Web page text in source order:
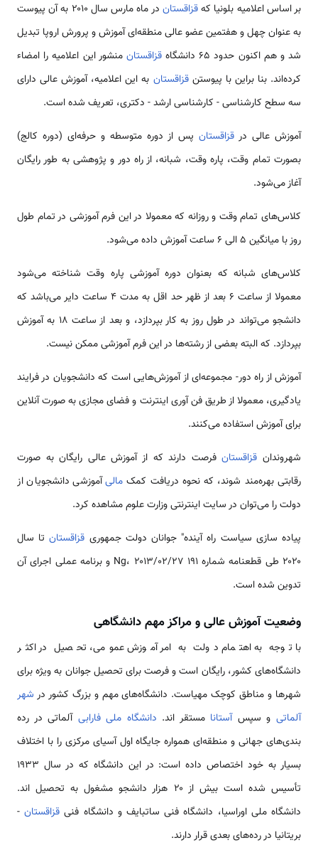
بر اساس اعلامیه بلونیا کهقزاقستان
در ماه مارس سال ۲۰۱۰ به آن پیوست
به عنوان چهل و هفتمین عضو عالی منطقه‌ای آموزش و پرورش اروپا تبدیل
شد و هم اکنون حدود ۶۵ دانشگاه
قزاقستان منشور این اعلامیه را امضاء
کرده‌اند. بنا براین با پیوستنقزاقستان به این اعلامیه، آموزش عالی دارای
سه سطح کارشناسی - کارشناسی ارشد - دکتری، تعریف شده است.
آموزش عالی در قزاقستان پس از دوره متوسطه و حرفه‌ای (دوره کالج)
بصورت تمام وقت، پاره وقت، شبانه، از راه دور و پژوهشی به طور رایگان
آغاز می‌شود.
کلاس‌های تمام وقت و روزانه که معمولا در این فرم آموزشی در تمام طول
روز با میانگین ۵ الی ۶ ساعت آموزش داده می‌شود.
کلاس‌های شبانه که بعنوان دوره آموزشی پاره وقت شناخته می‌شود
معمولا از ساعت ۶ بعد از ظهر حد اقل به مدت ۴ ساعت دایر می‌باشد که
دانشجو می‌تواند در طول روز به کار بپردازد، و بعد از ساعت ۱۸ به آموزش
بپردازد. که البته بعضی از رشته‌ها در این فرم آموزشی ممکن نیست.
آموزش از راه دور- مجموعه‌ای از آموزش‌هایی است که دانشجویان در فرایند
یادگیری، معمولا از طریق فن آوری اینترنت و فضای مجازی به صورت آنلاین
برای آموزش استفاده می‌کنند.
شهروندان قزاقستانفرصت دارند که از آموزش عالی رایگان به صورت
رقابتی بهره‌مند شوند، که نحوه دریافت کمکمالیآموزشی دانشجویان از
دولت را می‌توان در سایت اینترنتی وزارت علوم مشاهده کرد.
پیاده سازی سیاست راه آینده" جوانان دولت جمهوری قزاقستانتا سال
۲۰۲۰ طی قطعنامه شماره ۱۹۱ Ng، ۲۰۱۳/۰۲/۲۷ و برنامه عملی اجرای آن
تدوین شده است.
وضعیت آموزش عالی و مراکز مهم دانشگاهی
با توجه به اهتمام دولت به امر آموزش عمومی، تحصیل در اکثر
دانشگاه‌های کشور، رایگان است و فرصت برای تحصیل جوانان به ویژه برای
شهر‌ها و مناطق کوچک مهیاست. دانشگاه‌های مهم و بزرگ کشور در شهر
آلماتیو سپسآستانا مستقر اند. دانشگاه ملی فارابی آلماتی در رده
بندی‌های جهانی و منطقه‌ای همواره جایگاه اول آسیای مرکزی را با اختلاف
بسیار به خود اختصاص داده است: در این دانشگاه که در سال ۱۹۳۳
تأسیس شده است بیش از ۲۰ هزار دانشجو مشغول به تحصیل اند.
دانشگاه ملی اوراسیا، دانشگاه فنی ساتبایف و دانشگاه فنی قزاقستان-
بریتانیا در رده‌های بعدی قرار دارند.